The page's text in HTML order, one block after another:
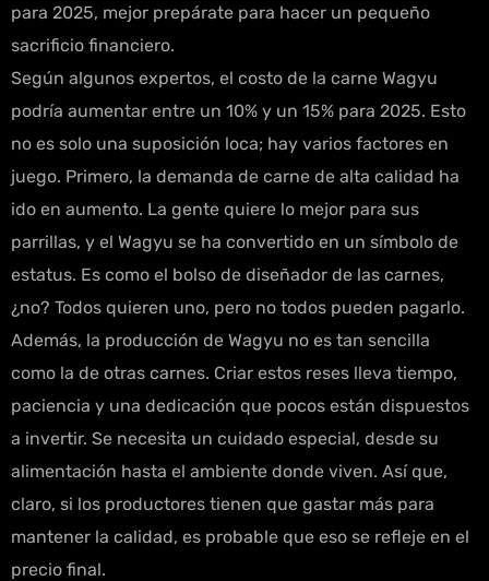
para 2025, mejor prepárate para hacer un pequeño
sacrificio financiero.
Según algunos expertos, el costo de la carne Wagyu
podría aumentar entre un 10% y un 15% para 2025. Esto
no es solo una suposición loca; hay varios factores en
juego. Primero, la demanda de carne de alta calidad ha
ido en aumento. La gente quiere lo mejor para sus
parrillas, y el Wagyu se ha convertido en un símbolo de
estatus. Es como el bolso de diseñador de las carnes,
¿no? Todos quieren uno, pero no todos pueden pagarlo.
Además, la producción de Wagyu no es tan sencilla
como la de otras carnes. Criar estos reses lleva tiempo,
paciencia y una dedicación que pocos están dispuestos
a invertir. Se necesita un cuidado especial, desde su
alimentación hasta el ambiente donde viven. Así que,
claro, si los productores tienen que gastar más para
mantener la calidad, es probable que eso se refleje en el
precio final.